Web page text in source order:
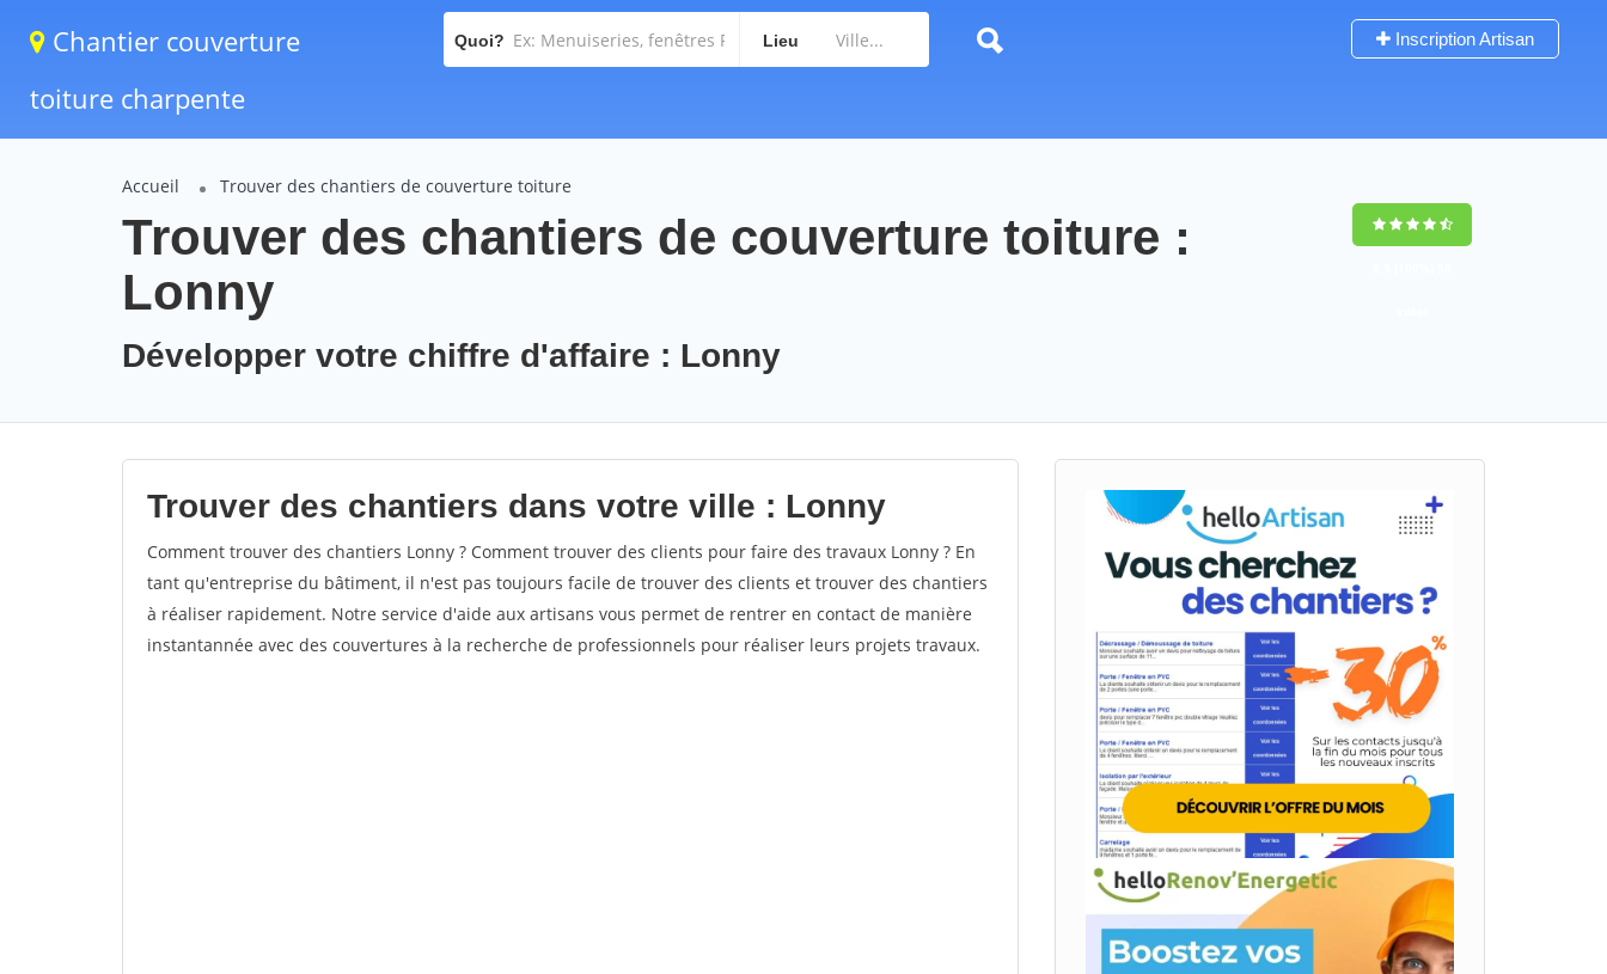
Chantier couverture
toiture charpente
Quoi? Lieu Inscription Artisan
Accueil Trouver des chantiers de couverture toiture
Trouver des chantiers de couverture toiture :
Lonny
Développer votre chiffre d'affaire : Lonny
Trouver des chantiers dans votre ville : Lonny
Comment trouver des chantiers Lonny ? Comment trouver des clients pour faire des travaux Lonny ? En
tant qu'entreprise du bâtiment, il n'est pas toujours facile de trouver des clients et trouver des chantiers
à réaliser rapidement. Notre service d'aide aux artisans vous permet de rentrer en contact de manière
instantannée avec des couvertures à la recherche de professionnels pour réaliser leurs projets travaux.